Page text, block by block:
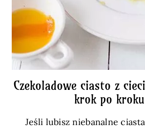
Czekoladowe ciasto z
krok po kroku
Jeśli lubisz niebanalne